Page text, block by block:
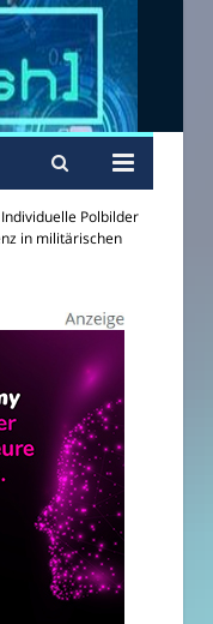
Individuelle Polbilder
in militärischen